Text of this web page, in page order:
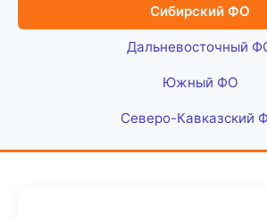
Сибирский ФО
Дальневосточный
Южный ФО
Северо-Кавказский